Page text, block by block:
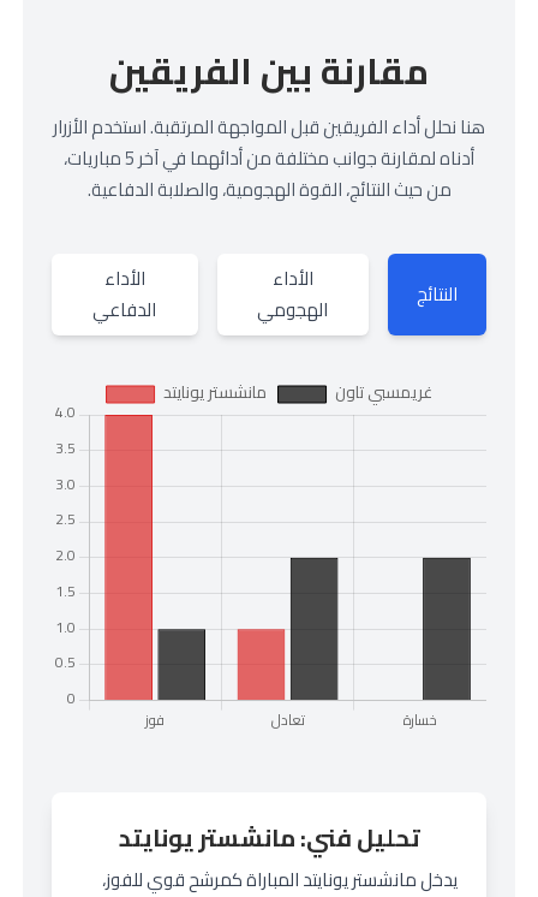
مقارنة بين الفريقين
هنا نحلل أداء الفريقين قبل المواجهة المرتقبة. استخدم الأزرار
أدناه لمقارنة جوانب مختلفة من أدائهما في آخر 5 مباريات،
من حيث النتائج، القوة الهجومية، والصلابة الدفاعية.
النتائج
الأداء
الهجومي
الأداء
الدفاعي
تحليل فني: مانشستر يونايتد
يدخل مانشستر يونايتد المباراة كمرشح قوي للفوز،